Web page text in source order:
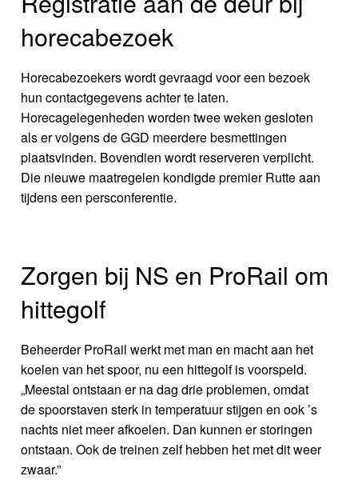
horecabezoek
Horecabezoekers wordt gevraagd voor een bezoek
hun contactgegevens achter te laten.
Horecagelegenheden worden twee weken gesloten
als er volgens de GGD meerdere besmettingen
plaatsvinden. Bovendien wordt reserveren verplicht.
Die nieuwe maatregelen kondigde premier Rutte aan
tijdens een persconferentie.
Zorgen bij NS en ProRail om
hittegolf
Beheerder ProRail werkt met man en macht aan het
koelen van het spoor, nu een hittegolf is voorspeld.
„Meestal ontstaan er na dag drie problemen, omdat
de spoorstaven sterk in temperatuur stijgen en ook ’s
nachts niet meer afkoelen. Dan kunnen er storingen
ontstaan. Ook de treinen zelf hebben het met dit weer
zwaar.”